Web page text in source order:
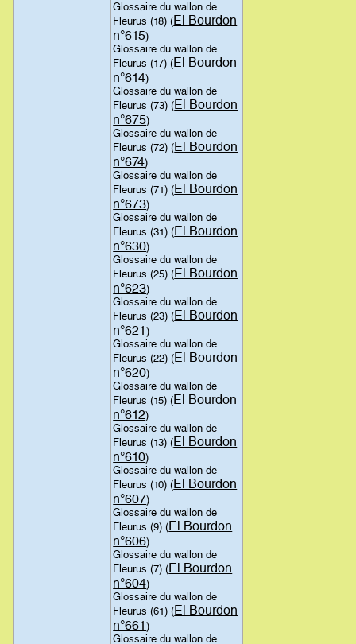
Glossaire du wallon de
Fleurus (18) (El Bourdon
n°615)
Glossaire du wallon de
Fleurus (17) (El Bourdon
n°614)
Glossaire du wallon de
Fleurus (73) (El Bourdon
n°675)
Glossaire du wallon de
Fleurus (72) (El Bourdon
n°674)
Glossaire du wallon de
Fleurus (71) (El Bourdon
n°673)
Glossaire du wallon de
Fleurus (31) (El Bourdon
n°630)
Glossaire du wallon de
Fleurus (25) (El Bourdon
n°623)
Glossaire du wallon de
Fleurus (23) (El Bourdon
n°621)
Glossaire du wallon de
Fleurus (22) (El Bourdon
n°620)
Glossaire du wallon de
Fleurus (15) (El Bourdon
n°612)
Glossaire du wallon de
Fleurus (13) (El Bourdon
n°610)
Glossaire du wallon de
Fleurus (10) (El Bourdon
n°607)
Glossaire du wallon de
Fleurus (9) (El Bourdon
n°606)
Glossaire du wallon de
Fleurus (7) (El Bourdon
n°604)
Glossaire du wallon de
Fleurus (61) (El Bourdon
n°661)
Glossaire du wallon de